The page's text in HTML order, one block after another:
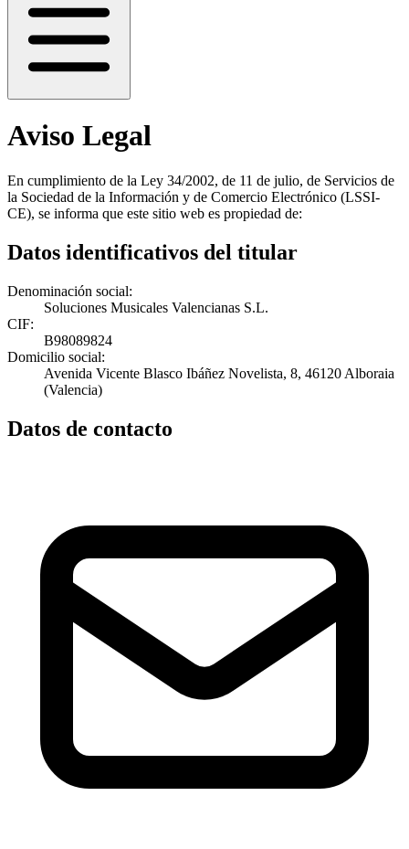
Aviso Legal
En cumplimiento de la Ley 34/2002, de 11 de julio, de Servicios de
la Sociedad de la Información y de Comercio Electrónico (LSSI-
CE), se informa que este sitio web es propiedad de:
Datos identificativos del titular
Denominación social:
Soluciones Musicales Valencianas S.L.
CIF:
B98089824
Domicilio social:
Avenida Vicente Blasco Ibáñez Novelista, 8, 46120 Alboraia
(Valencia)
Datos de contacto